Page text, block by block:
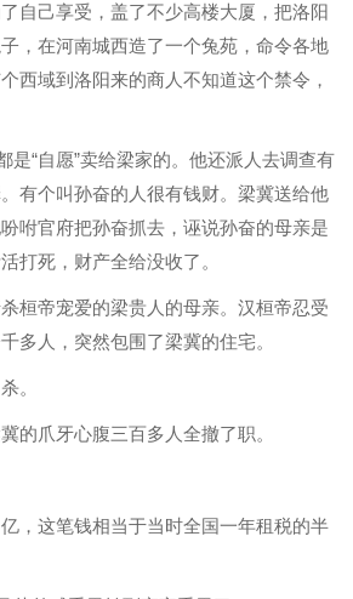
自己享受，盖了不少高楼大厦，把洛阳
，在河南城西造了一个兔苑，命令各地
西域到洛阳来的商人不知道这个禁令，
“自愿”卖给梁家的。他还派人去调查有
有个叫孙奋的人很有钱财。梁冀送给他
咐官府把孙奋抓去，诬说孙奋的母亲是
打死，财产全给没收了。
桓帝宠爱的梁贵人的母亲。汉桓帝忍受
多人，突然包围了梁冀的住宅。
。
的爪牙心腹三百多人全撤了职。
，这笔钱相当于当时全国一年租税的半